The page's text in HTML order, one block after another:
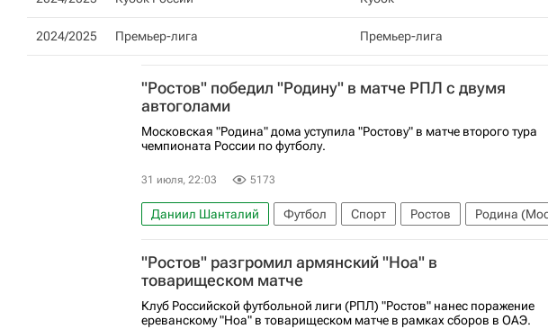
2024/2025 Премьер-лига Премьер-лига
"Ростов" победил "Родину" в матче РПЛ с двумя
автоголами
Московская "Родина" дома уступила "Ростову" в матче второго тура
чемпионата России по футболу.
31 июля, 22:03 5173
Даниил Шанталий Футбол Спорт Ростов
Родина
РПЛ 2026-2027 (Чемпионат России по футболу)
Андрей
"Ростов" разгромил армянский "Ноа" в
товарищеском матче
Клуб Российской футбольной лиги (РПЛ) "Ростов" нанес поражение
ереванскому "Ноа" в товарищеском матче в рамках сборов в ОАЭ.